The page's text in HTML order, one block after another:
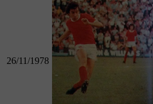
26/11/1978